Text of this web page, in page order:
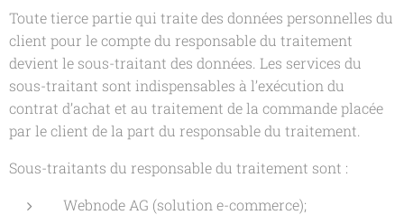
Toute tierce partie qui traite des données personnelles du
client pour le compte du responsable du traitement
devient le sous-traitant des données. Les services du
sous-traitant sont indispensables à l’exécution du
contrat d’achat et au traitement de la commande placée
par le client de la part du responsable du traitement.
Sous-traitants du responsable du traitement sont :
Webnode AG (solution e-commerce);